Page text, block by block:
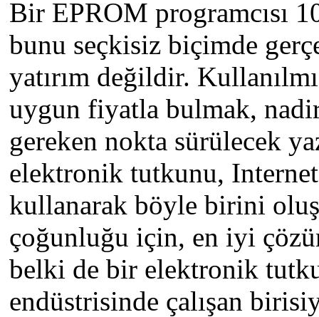
Bir EPROM programcısı
bunu seçkisiz biçimde
yatırım değildir.
uygun fiyatla bulmak,
gereken nokta sürülecek
elektronik tutkunu,
kullanarak böyle birini
çoğunluğu için, en iyi
belki de bir elektronik
endüstrisinde çalışan